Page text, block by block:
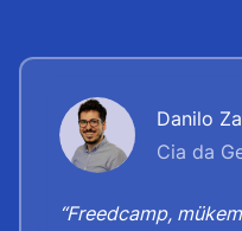
Danilo
Cia da
“Freedcamp,